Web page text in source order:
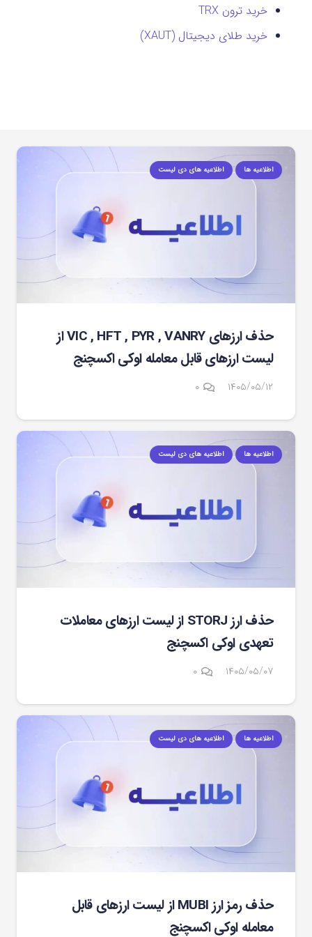
خرید ترون TRX
خرید طلای دیجیتال (XAUT)
اطلاعیه ها اطلاعیه های دی لیست
حذف ارزهای VIC , HFT , PYR , VANRY از
لیست ارزهای قابل معامله اوکی اکسچنج
۱۴۰۵/۰۵/۱۲ ۰
اطلاعیه ها اطلاعیه های دی لیست
حذف ارز STORJ از لیست ارزهای معاملات
تعهدی اوکی اکسچنج
۱۴۰۵/۰۵/۰۷ ۰
اطلاعیه ها اطلاعیه های دی لیست
حذف رمز ارز MUBI از لیست ارزهای قابل
معامله اوکی اکسچنج